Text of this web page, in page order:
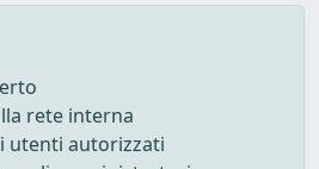
rete interna
utenti autorizzati